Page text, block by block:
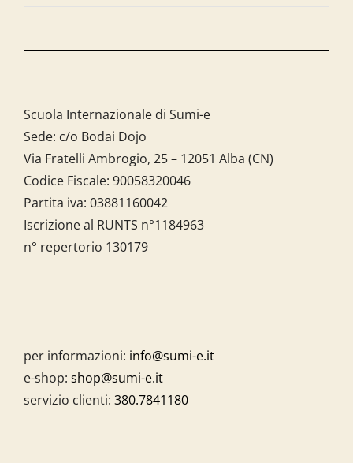
Scuola Internazionale di Sumi-e
Sede: c/o Bodai Dojo
Via Fratelli Ambrogio, 25 – 12051 Alba (CN)
Codice Fiscale: 90058320046
Partita iva: 03881160042
Iscrizione al RUNTS n°1184963
n° repertorio 130179
per informazioni: info@sumi-e.it
e-shop: shop@sumi-e.it
servizio clienti: 380.7841180